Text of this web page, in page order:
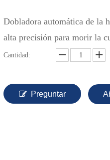
Dobladora automática de la
alta precisión para morir la
Cantidad:
Preguntar